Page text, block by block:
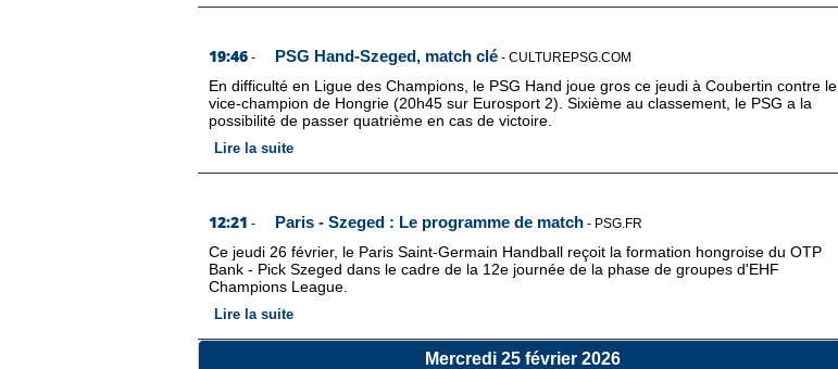
19:46 - PSG Hand-Szeged, match clé - CULTUREPSG.COM
En difficulté en Ligue des Champions, le PSG Hand joue gros ce jeudi à Coubertin contre le
vice-champion de Hongrie (20h45 sur Eurosport 2). Sixième au classement, le PSG a la
possibilité de passer quatrième en cas de victoire.
Lire la suite
12:21 - Paris - Szeged : Le programme de match - PSG.FR
Ce jeudi 26 février, le Paris Saint-Germain Handball reçoit la formation hongroise du OTP
Bank - Pick Szeged dans le cadre de la 12e journée de la phase de groupes d'EHF
Champions League.
Lire la suite
Mercredi 25 février 2026